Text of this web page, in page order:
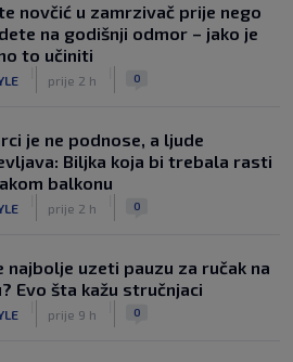
novčić u zamrzivač prije nego
na godišnji odmor – jako je
to učiniti
prije 2 h 0
je ne podnose, a ljude
Biljka koja bi trebala rasti
balkonu
prije 2 h 0
najbolje uzeti pauzu za ručak na
Evo šta kažu stručnjaci
prije 9 h 0